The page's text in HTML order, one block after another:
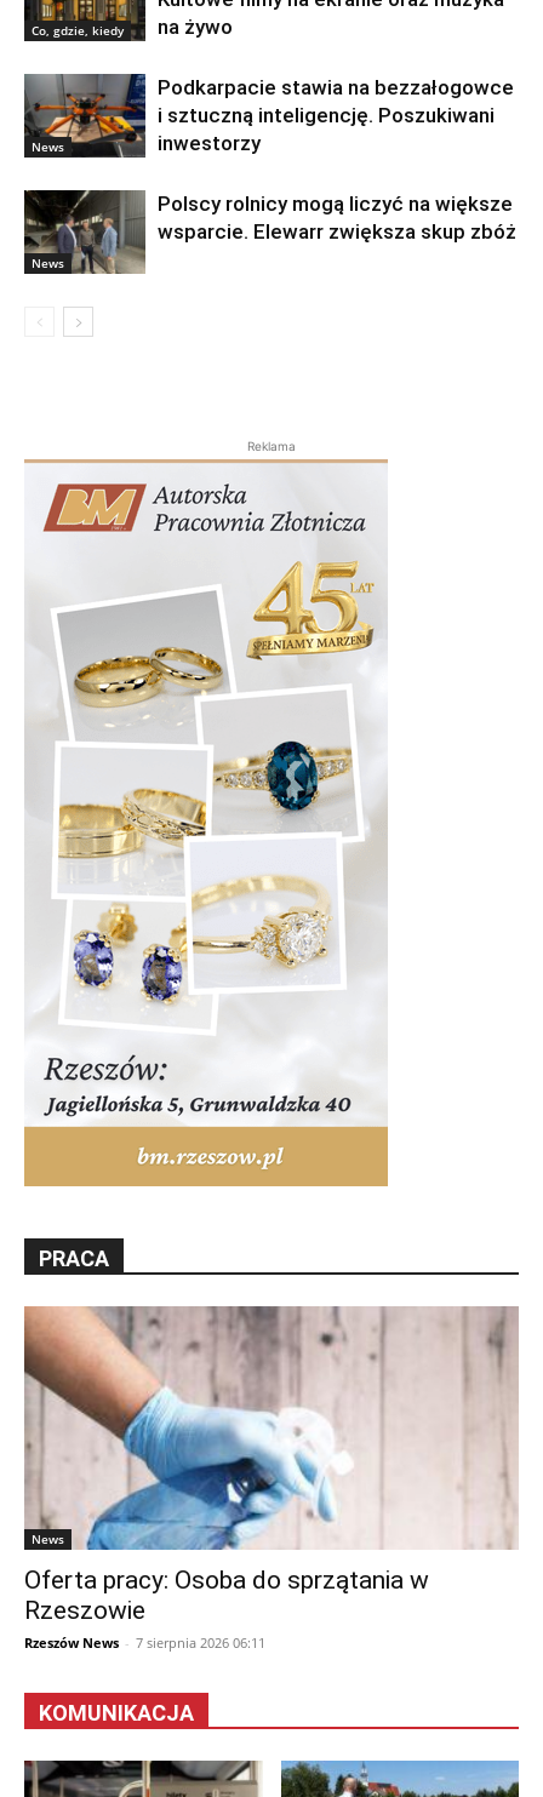
Co, gdzie, kiedy
na żywo
News
Podkarpacie stawia na bezzałogowce
i sztuczną inteligencję. Poszukiwani
inwestorzy
News
Polscy rolnicy mogą liczyć na większe
wsparcie. Elewarr zwiększa skup zbóż
Reklama
PRACA
News
Oferta pracy: Osoba do sprzątania w
Rzeszowie
Rzeszów News - 7 sierpnia 2026 06:11
KOMUNIKACJA